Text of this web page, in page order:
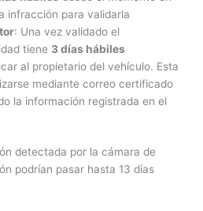
infracción para validarla
: Una vez validado el
tiene 3 días hábiles
al propietario del vehículo. Esta
mediante correo certificado
la información registrada en el
detectada por la cámara de
podrían pasar hasta 13 días